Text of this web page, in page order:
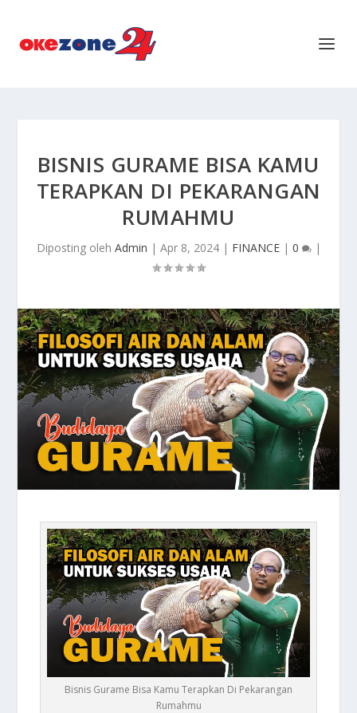
BISNIS GURAME BISA KAMU
TERAPKAN DI PEKARANGAN
RUMAHMU
Diposting oleh Admin | Apr 8, 2024| FINANCE| 0 |
Bisnis Gurame Bisa Kamu Terapkan Di Pekarangan
Rumahmu